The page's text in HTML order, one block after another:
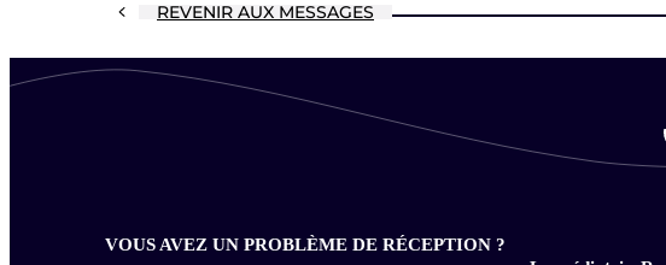
REVENIR AUX MESSAGES
VOUS AVEZ UN PROBLÈME DE RÉCEPTION ?